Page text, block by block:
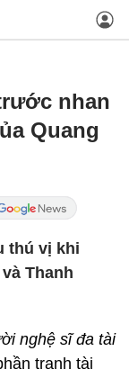
nhan
Quang
thú vị khi
Thanh
nghệ sĩ đa tài
tranh tài